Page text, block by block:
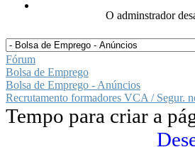
O adminstrador
Fórum
Bolsa de Emprego
Bolsa de Emprego - Anúncios
Recrutamento formadores VCA / Segur.
Tempo para criar a